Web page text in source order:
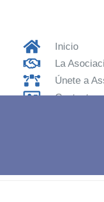
Inicio
La
Únete a
Contactos